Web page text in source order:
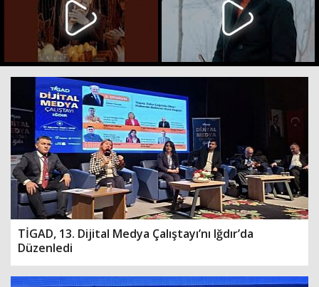
TİGAD, 13. Dijital Medya Çalıştayı’nı Iğdır’da
Düzenledi